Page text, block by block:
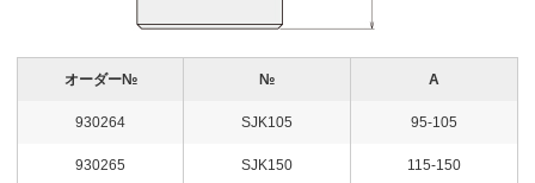
オーダー№ № A
930264 SJK105 95-105
930265 SJK150 115-150